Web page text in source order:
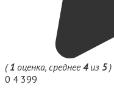
(1 оценка, среднее4из 5)
0 4 399